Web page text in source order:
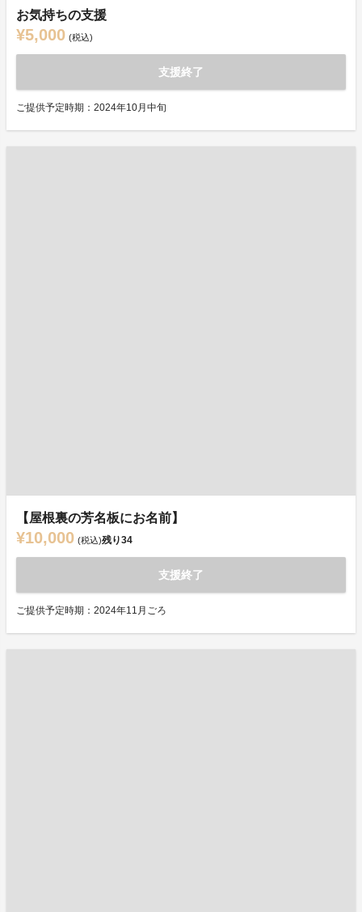
お気持ちの支援
¥5,000 (税込)
支援終了
ご提供予定時期：2024年10月中旬
【屋根裏の芳名板にお名前】
¥10,000 (税込)残り34
支援終了
ご提供予定時期：2024年11月ごろ